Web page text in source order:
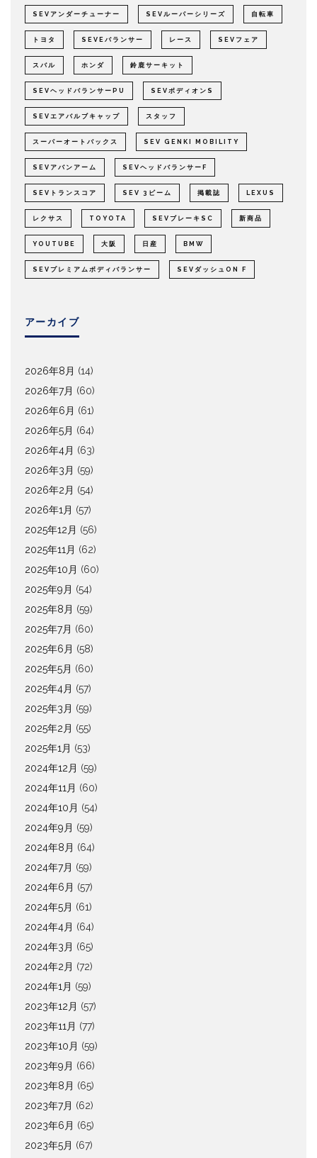
SEVアンダーチューナー SEVルーパーシリーズ 自転車
トヨタ SEVEバランサー レース SEVフェア
スバル ホンダ 鈴鹿サーキット
SEVヘッドバランサーPU SEVボディオンS
SEVエアバルブキャップ スタッフ
スーパーオートバックス SEV GENKI MOBILITY
SEVアバンアーム SEVヘッドバランサーF
SEVトランスコア SEV 3ビーム 掲載誌 LEXUS
レクサス TOYOTA SEVブレーキSC 新商品
YOUTUBE 大阪 日産 BMW
SEVプレミアムボディバランサー SEVダッシュON F
アーカイブ
2026年8月 (14)
2026年7月 (60)
2026年6月 (61)
2026年5月 (64)
2026年4月 (63)
2026年3月 (59)
2026年2月 (54)
2026年1月 (57)
2025年12月 (56)
2025年11月 (62)
2025年10月 (60)
2025年9月 (54)
2025年8月 (59)
2025年7月 (60)
2025年6月 (58)
2025年5月 (60)
2025年4月 (57)
2025年3月 (59)
2025年2月 (55)
2025年1月 (53)
2024年12月 (59)
2024年11月 (60)
2024年10月 (54)
2024年9月 (59)
2024年8月 (64)
2024年7月 (59)
2024年6月 (57)
2024年5月 (61)
2024年4月 (64)
2024年3月 (65)
2024年2月 (72)
2024年1月 (59)
2023年12月 (57)
2023年11月 (77)
2023年10月 (59)
2023年9月 (66)
2023年8月 (65)
2023年7月 (62)
2023年6月 (65)
2023年5月 (67)